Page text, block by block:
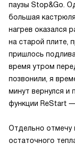
паузы Stop&Go.
большая
нагрев оказался
на старой плите,
пришлось
время утром
позвонили, я
минут вернулся и
функции ReStart
Отдельно отмечу
остаточного